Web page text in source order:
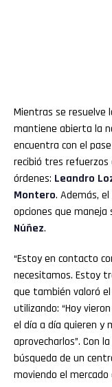
Mientras se resuelve
mantiene abierta la
encuentra con el
recibió tres
órdenes: Leandro
Montero. Además, el
opciones que maneja
Núñez.
“Estoy en contacto
necesitamos. Estoy
que también valoró
utilizando: “Hoy
el día a día quieren y
aprovecharlos”. Con
búsqueda de un
moviendo el